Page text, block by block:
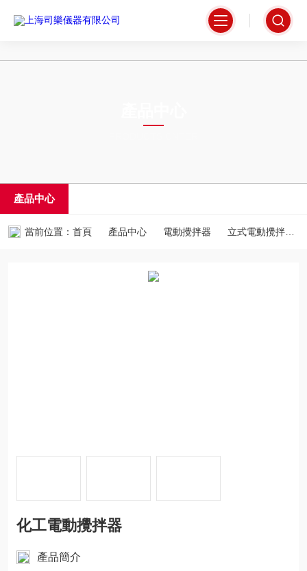
无码人妻精品一区二区三区66,日韩av无码一区二区三区,九九精品99久久
久香蕉,久久久噜噜噜久久中文字幕色伊伊
產品中心
當前位置： 首頁 產品中心 電動攪拌器 立式電動攪拌器
化工電動攪拌器
產品簡介